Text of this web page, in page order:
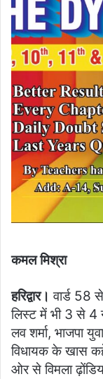
कमल मिश्रा
हरिद्वार। वार्ड 58
लिस्ट में भी 3 से 4
लव शर्मा, भाजपा
विधायक के खास कहे
ओर से विमला